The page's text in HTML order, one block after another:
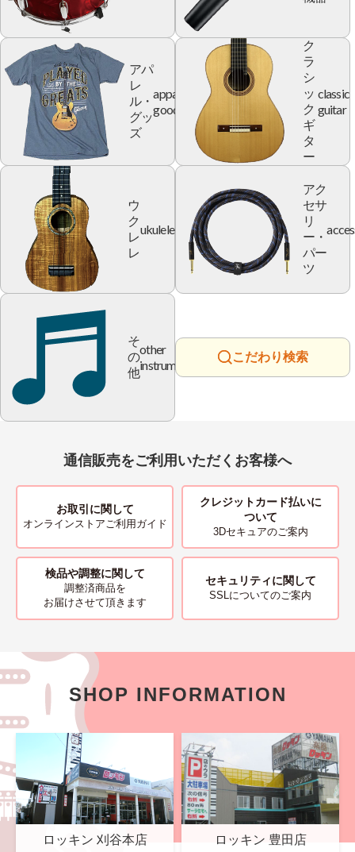
アパ
レ
ル・
グッ
ズ
apparel
goods
ク
ラ
シ
ッ
ク
ギ
タ
ー
classic
guitar
ウ
ク
レ
レ
ukulele
アク
セサ
リ
ー・
パー
ツ
そ
の
他
other
instrument
こだわり検索
通信販売をご利用いただくお客様へ
お取引に関して
オンラインストアご利用ガイド
クレジットカード払いに
ついて
3Dセキュアのご案内
検品や調整に関して
調整済商品を
お届けさせて頂きます
セキュリティに関して
SSLについてのご案内
SHOP INFORMATION
ロッキン 刈谷本店 ロッキン 豊田店